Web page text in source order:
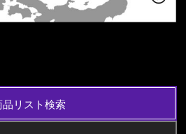
品リスト検索